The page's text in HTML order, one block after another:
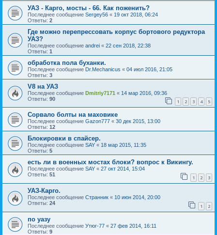
УАЗ - Карго, мосты - 66. Как поженить?
Последнее сообщение Sergey56 « 19 окт 2018, 06:24
Ответы: 2
Где можно перепрессовать корпус бортового редуктора
УАЗ?
Последнее сообщение andrei « 22 сен 2018, 22:38
Ответы: 1
обработка пола буханки.
Последнее сообщение Dr.Mechanicus « 04 июл 2016, 21:05
Ответы: 3
V8 на УАЗ
Последнее сообщение Dmitriy7171 « 14 мар 2016, 09:36
Ответы: 90 1 2 3 4 5
Сорвало болты на маховике
Последнее сообщение Gazon777 « 30 дек 2015, 13:00
Ответы: 12
Блокировки в спайсер.
Последнее сообщение SAY « 18 мар 2015, 11:35
Ответы: 5
есть ли в военных мостах блоки? вопрос к Викингу.
Последнее сообщение SAY « 27 окт 2014, 15:04
Ответы: 51 1 2 3
УАЗ-Карго.
Последнее сообщение Странник « 10 июн 2014, 20:00
Ответы: 24 1 2
по уазу
Последнее сообщение Утюг-77 « 27 фев 2014, 16:11
Ответы: 9